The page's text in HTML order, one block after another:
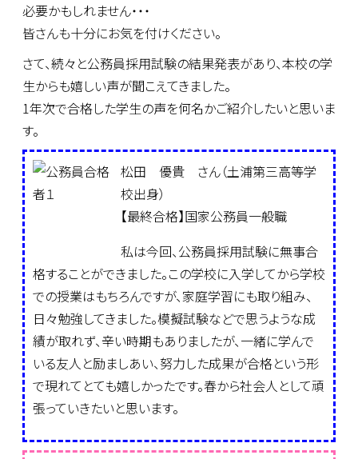
必要かもしれません・・・
皆さんも十分にお気を付けください。
さて、続々と公務員採用試験の結果発表があり、本校の学
生からも嬉しい声が聞こえてきました。
1年次で合格した学生の声を何名かご紹介したいと思いま
す。
松田 優貴 さん（土浦第三高等学
校出身）
【最終合格】国家公務員一般職
私は今回、公務員採用試験に無事合
格することができました。この学校に入学してから学校
での授業はもちろんですが、家庭学習にも取り組み、
日々勉強してきました。模擬試験などで思うような成
績が取れず、辛い時期もありましたが、一緒に学んで
いる友人と励ましあい、努力した成果が合格という形
で現れてとても嬉しかったです。春から社会人として頑
張っていきたいと思います。